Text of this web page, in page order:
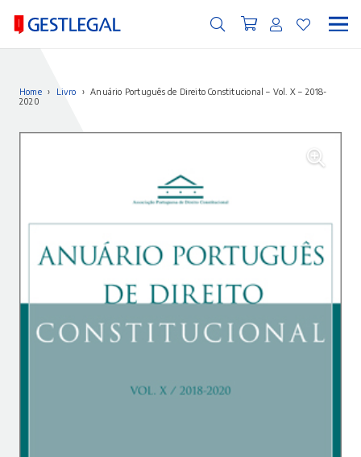
Home › Livro › Anuário Português de Direito Constitucional – Vol. X – 2018-
2020